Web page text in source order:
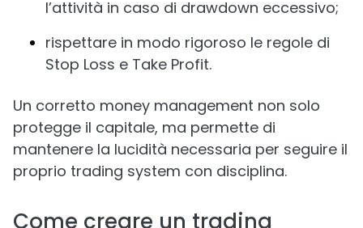
l’attività in caso di drawdown eccessivo;
rispettare in modo rigoroso le regole di
Stop Loss e Take Profit.
Un corretto money management non solo
protegge il capitale, ma permette di
mantenere la lucidità necessaria per seguire il
proprio trading system con disciplina.
Come creare un trading